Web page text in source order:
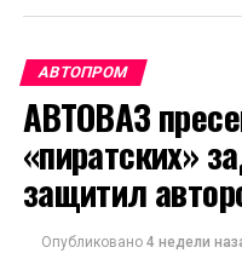
АВТОПРОМ
АВТОВАЗ
«пиратских»
защитил
Опубликовано 4 недели